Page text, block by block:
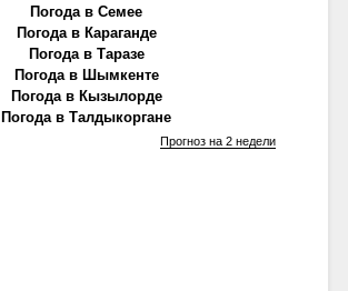
Погода в Семее
Погода в Караганде
Погода в Таразе
Погода в Шымкенте
Погода в Кызылорде
Погода в Талдыкоргане
Прогноз на 2 недели